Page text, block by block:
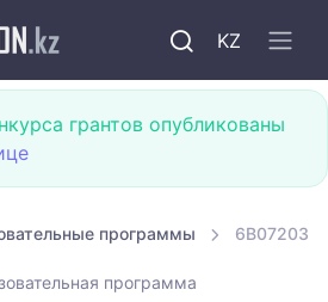
KZ
грантов опубликованы
программы 6B07203
программа